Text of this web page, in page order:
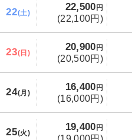
22(土)
22,500 円
(22,100円)
23(日)
20,900 円
(20,500円)
24(月)
16,400 円
(16,000円)
25(火)
19,400 円